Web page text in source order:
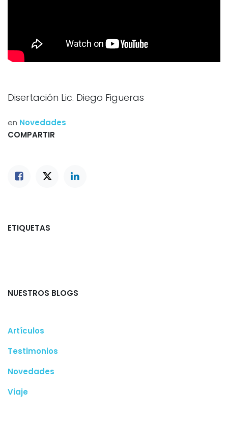
Disertación Lic. Diego Figueras
en Novedades
COMPARTIR
ETIQUETAS
NUESTROS BLOGS
Artículos
Testimonios
Novedades
Viaje